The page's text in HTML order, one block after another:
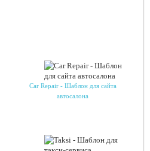
Car Repair - Шаблон для сайта
автосалона